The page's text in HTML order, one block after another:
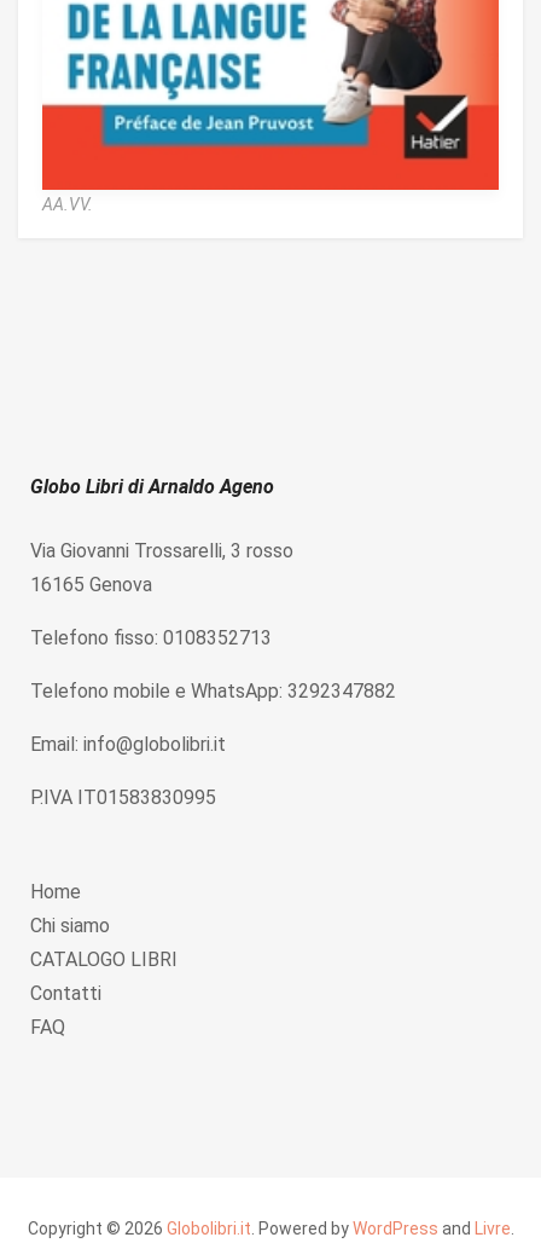
AA.VV.
Globo Libri di Arnaldo Ageno
Via Giovanni Trossarelli, 3 rosso
16165 Genova
Telefono fisso: 0108352713
Telefono mobile e WhatsApp: 3292347882
Email: info@globolibri.it
P.IVA IT01583830995
Home
Chi siamo
CATALOGO LIBRI
Contatti
FAQ
Copyright © 2026 Globolibri.it . Powered byWordPress and Livre